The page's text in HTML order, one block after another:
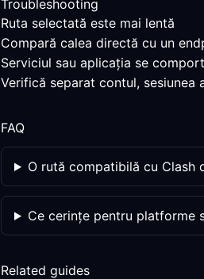
Troubleshooting
Ruta selectată este mai lentă
Compară calea directă cu un
Serviciul sau aplicația se
Verifică separat contul,
FAQ
O rută compatibilă cu Clash
Ce cerințe pentru platforme
Related guides